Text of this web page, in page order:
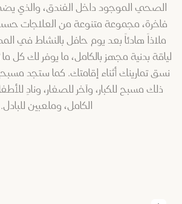
الصحي الموجود داخل الفندق، والذي
فاخرة، مجموعة متنوعة من العلاجات
ملاذاً هادئاً بعد يوم حافل بالنشاط في
لياقة بدنية مجهز بالكامل، ما يوفر لك كل
نسق تمارينك أثناء إقامتك. كما ستجد
ذلك مسبح للكبار، وآخر للصغار، ونادٍ
الكامل، وملعبين للبادل.